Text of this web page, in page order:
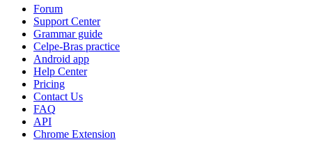
Forum
Support Center
Grammar guide
Celpe-Bras practice
Android app
Help Center
Pricing
Contact Us
FAQ
API
Chrome Extension